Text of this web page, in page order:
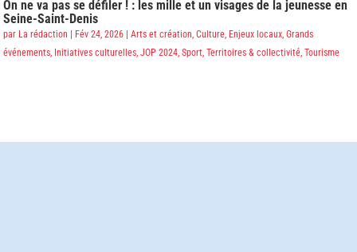
On ne va pas se défiler ! : les mille et un visages de la jeunesse en
Seine-Saint-Denis
par La rédaction Fév 24, 2026 |Arts et création,Culture, Enjeux locaux,Grands
événements, Initiatives culturelles,JOP 2024,Sport,Territoires & collectivité,Tourisme